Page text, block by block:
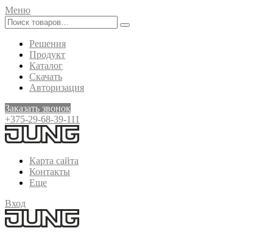
Меню
Решения
Продукт
Каталог
Скачать
Авторизация
Заказать звонок
+375-29-68-39-111
Карта сайта
Контакты
Еще
Вход